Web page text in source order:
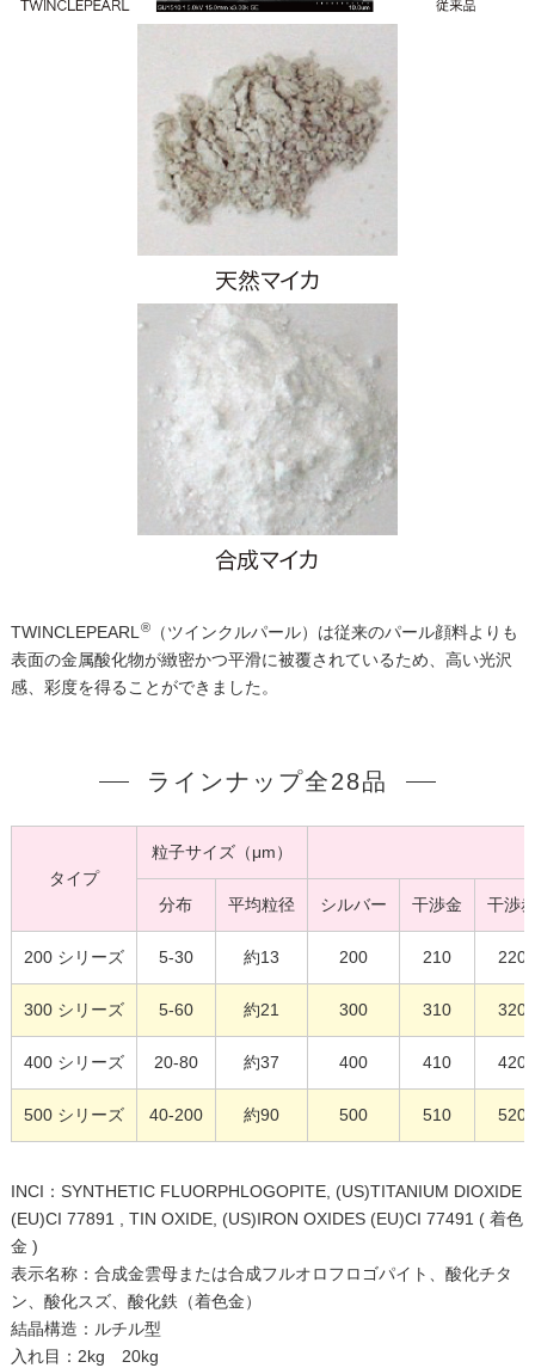
TWINCLEPEARL ®
（ツインクルパール）は従来のパール顔料よりも
表面の金属酸化物が緻密かつ平滑に被覆されているため、高い光沢
感、彩度を得ることができました。
ラインナップ全28品
タイプ
粒子サイズ（μm）
分布 平均粒径 シルバー 干渉金 干渉
200 シリーズ 5-30 約13 200 210 220
300 シリーズ 5-60 約21 300 310 320
400 シリーズ 20-80 約37 400 410 420
500 シリーズ 40-200 約90 500 510 520
INCI：SYNTHETIC FLUORPHLOGOPITE, (US)TITANIUM DIOXIDE
(EU)CI 77891 , TIN OXIDE, (US)IRON OXIDES (EU)CI 77491 ( 着色
金 )
表示名称：合成金雲母または合成フルオロフロゴパイト、酸化チタ
ン、酸化スズ、酸化鉄（着色金）
結晶構造：ルチル型
入れ目：2kg 20kg